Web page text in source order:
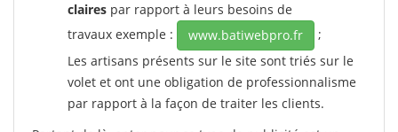
claires par rapport à leurs besoins de
travaux exemple :
www.batiwebpro.fr
;
Les artisans présents sur le site sont triés sur le
volet et ont une obligation de professionnalisme
par rapport à la façon de traiter les clients.